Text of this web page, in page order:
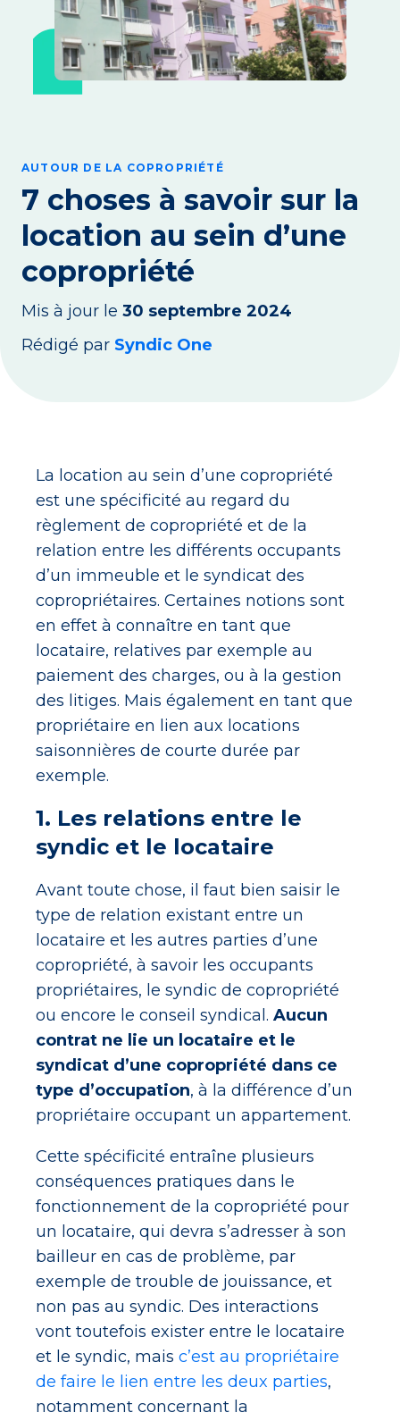
AUTOUR DE LA COPROPRIÉTÉ
7 choses à savoir sur la
location au sein d’une
copropriété
Mis à jour le 30 septembre 2024
Rédigé par Syndic One
La location au sein d’une copropriété
est une spécificité au regard du
règlement de copropriété et de la
relation entre les différents occupants
d’un immeuble et le syndicat des
copropriétaires. Certaines notions sont
en effet à connaître en tant que
locataire, relatives par exemple au
paiement des charges, ou à la gestion
des litiges. Mais également en tant que
propriétaire en lien aux locations
saisonnières de courte durée par
exemple.
1. Les relations entre le
syndic et le locataire
Avant toute chose, il faut bien saisir le
type de relation existant entre un
locataire et les autres parties d’une
copropriété, à savoir les occupants
propriétaires, le syndic de copropriété
ou encore le conseil syndical. Aucun
contrat ne lie un locataire et le
syndicat d’une copropriété dans ce
type d’occupation, à la différence d’un
propriétaire occupant un appartement.
Cette spécificité entraîne plusieurs
conséquences pratiques dans le
fonctionnement de la copropriété pour
un locataire, qui devra s’adresser à son
bailleur en cas de problème, par
exemple de trouble de jouissance, et
non pas au syndic. Des interactions
vont toutefois exister entre le locataire
et le syndic, mais c’est au propriétaire
de faire le lien entre les deux parties,
notamment concernant la